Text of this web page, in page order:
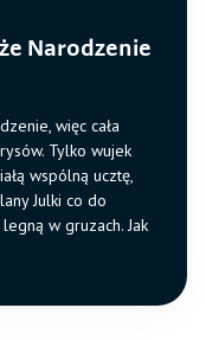
Narodzenie
więc cała
Tylko wujek
wspólną ucztę,
Julki co do
w gruzach. Jak